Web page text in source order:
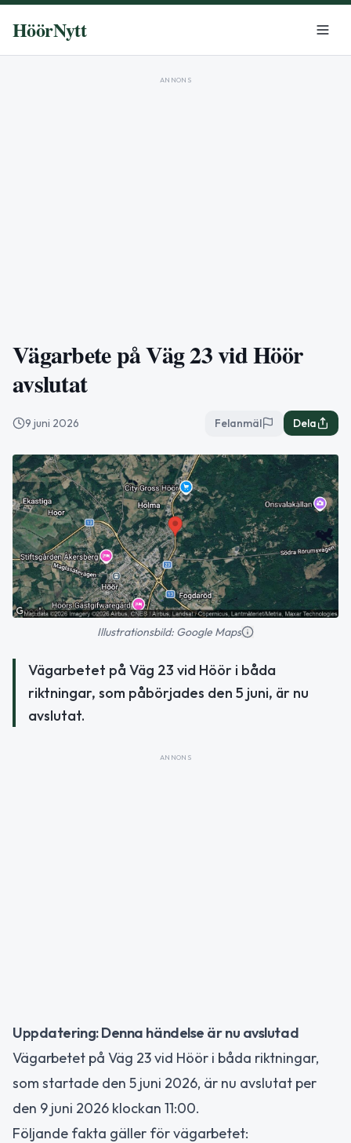
HöörNytt
ANNONS
Vägarbete på Väg 23 vid Höör
avslutat
9 juni 2026 Felanmäl Dela
Illustrationsbild: Google Maps
Vägarbetet på Väg 23 vid Höör i båda
riktningar, som påbörjades den 5 juni, är nu
avslutat.
ANNONS
Uppdatering: Denna händelse är nu avslutad
Vägarbetet på Väg 23 vid Höör i båda riktningar,
som startade den 5 juni 2026, är nu avslutat per
den 9 juni 2026 klockan 11:00.
Följande fakta gäller för vägarbetet: